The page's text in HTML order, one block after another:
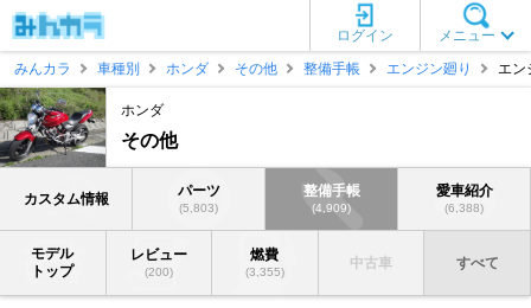
メニュー
ログイン
みんカラ
車種別 ホンダ その他 整備手帳 エンジン廻り エン
ホンダ
その他
カスタム情報 パーツ
(5,803)
整備手帳
(4,909)
愛車紹介
(6,388)
モデル
トップ
レビュー
(200)
燃費
(3,355)
中古車 すべて